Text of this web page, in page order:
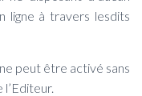
ligne à travers lesdits
peut être activé sans